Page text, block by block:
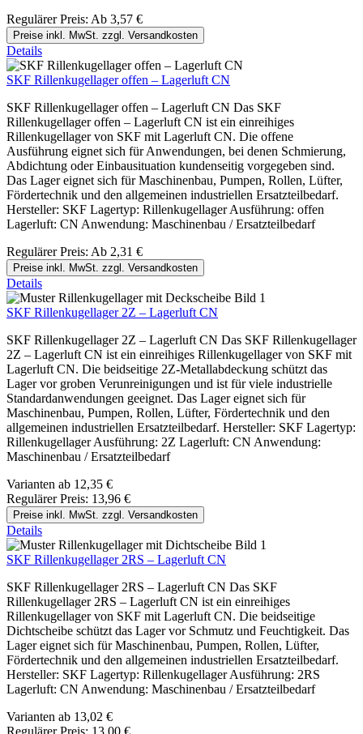
Regulärer Preis: Ab 3,57 €
Preise inkl. MwSt. zzgl. Versandkosten
Details
SKF Rillenkugellager offen – Lagerluft CN
SKF Rillenkugellager offen – Lagerluft CN Das SKF
Rillenkugellager offen – Lagerluft CN ist ein einreihiges
Rillenkugellager von SKF mit Lagerluft CN. Die offene
Ausführung eignet sich für Anwendungen, bei denen Schmierung,
Abdichtung oder Einbausituation kundenseitig vorgegeben sind.
Das Lager eignet sich für Maschinenbau, Pumpen, Rollen, Lüfter,
Fördertechnik und den allgemeinen industriellen Ersatzteilbedarf.
Hersteller: SKF Lagertyp: Rillenkugellager Ausführung: offen
Lagerluft: CN Anwendung: Maschinenbau / Ersatzteilbedarf
Regulärer Preis: Ab 2,31 €
Preise inkl. MwSt. zzgl. Versandkosten
Details
SKF Rillenkugellager 2Z – Lagerluft CN
SKF Rillenkugellager 2Z – Lagerluft CN Das SKF Rillenkugellager
2Z – Lagerluft CN ist ein einreihiges Rillenkugellager von SKF mit
Lagerluft CN. Die beidseitige 2Z-Metallabdeckung schützt das
Lager vor groben Verunreinigungen und ist für viele industrielle
Standardanwendungen geeignet. Das Lager eignet sich für
Maschinenbau, Pumpen, Rollen, Lüfter, Fördertechnik und den
allgemeinen industriellen Ersatzteilbedarf. Hersteller: SKF Lagertyp:
Rillenkugellager Ausführung: 2Z Lagerluft: CN Anwendung:
Maschinenbau / Ersatzteilbedarf
Varianten ab 12,35 €
Regulärer Preis: 13,96 €
Preise inkl. MwSt. zzgl. Versandkosten
Details
SKF Rillenkugellager 2RS – Lagerluft CN
SKF Rillenkugellager 2RS – Lagerluft CN Das SKF
Rillenkugellager 2RS – Lagerluft CN ist ein einreihiges
Rillenkugellager von SKF mit Lagerluft CN. Die beidseitige
Dichtscheibe schützt das Lager vor Schmutz und Feuchtigkeit. Das
Lager eignet sich für Maschinenbau, Pumpen, Rollen, Lüfter,
Fördertechnik und den allgemeinen industriellen Ersatzteilbedarf.
Hersteller: SKF Lagertyp: Rillenkugellager Ausführung: 2RS
Lagerluft: CN Anwendung: Maschinenbau / Ersatzteilbedarf
Varianten ab 13,02 €